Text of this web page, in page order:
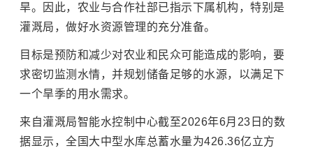
旱。因此，农业与合作社部已指示下属机构，特别是
灌溉局，做好水资源管理的充分准备。
目标是预防和减少对农业和民众可能造成的影响，要
求密切监测水情，并规划储备足够的水源，以满足下
一个旱季的用水需求。
来自灌溉局智能水控制中心截至2026年6月23日的数
据显示，全国大中型水库总蓄水量为426.36亿立方